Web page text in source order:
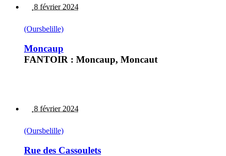
8 février 2024
(Oursbelille)
Moncaup
FANTOIR : Moncaup, Moncaut
8 février 2024
(Oursbelille)
Rue des Cassoulets